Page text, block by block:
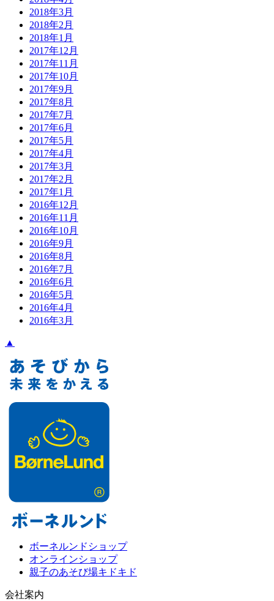
2018年3月
2018年2月
2018年1月
2017年12月
2017年11月
2017年10月
2017年9月
2017年8月
2017年7月
2017年6月
2017年5月
2017年4月
2017年3月
2017年2月
2017年1月
2016年12月
2016年11月
2016年10月
2016年9月
2016年8月
2016年7月
2016年6月
2016年5月
2016年4月
2016年3月
▲
ボーネルンドショップ
オンラインショップ
親子のあそび場キドキド
会社案内